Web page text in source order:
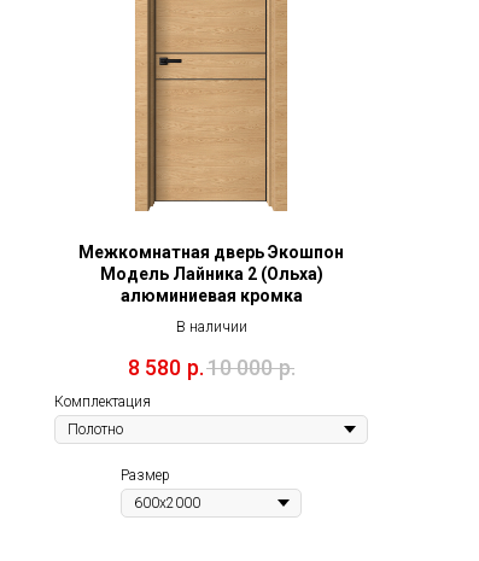
Межкомнатная дверь Экошпон
Модель Лайника 2 (Ольха)
алюминиевая кромка
В наличии
8 580 р.10 000 р.
Комплектация
Размер